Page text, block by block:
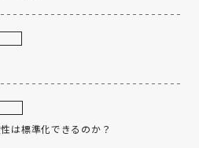
は標準化できるのか？